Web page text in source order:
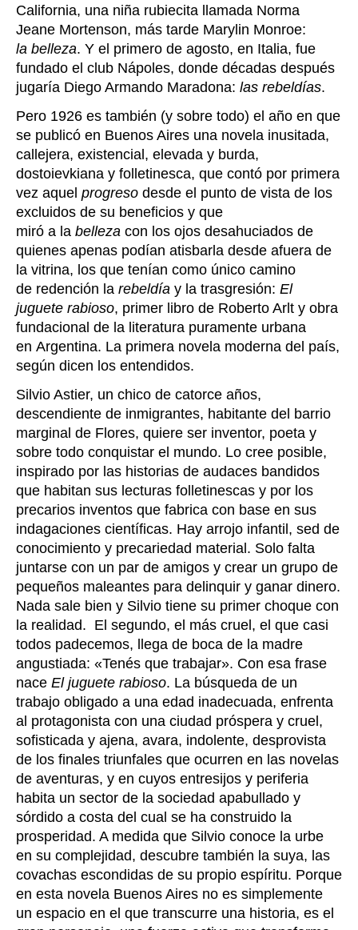
California, una niña rubiecita llamada Norma
Jeane Mortenson, más tarde Marylin Monroe:
la belleza. Y el primero de agosto, en Italia, fue
fundado el club Nápoles, donde décadas después
jugaría Diego Armando Maradona: las rebeldías.
Pero 1926 es también (y sobre todo) el año en que
se publicó en Buenos Aires una novela inusitada,
callejera, existencial, elevada y burda,
dostoievkiana y folletinesca, que contó por primera
vez aquel progreso desde el punto de vista de los
excluidos de su beneficios y que
miró a la belleza con los ojos desahuciados de
quienes apenas podían atisbarla desde afuera de
la vitrina, los que tenían como único camino
de redención la rebeldía y la trasgresión: El
juguete rabioso, primer libro de Roberto Arlt y obra
fundacional de la literatura puramente urbana
en Argentina. La primera novela moderna del país,
según dicen los entendidos.
Silvio Astier, un chico de catorce años,
descendiente de inmigrantes, habitante del barrio
marginal de Flores, quiere ser inventor, poeta y
sobre todo conquistar el mundo. Lo cree posible,
inspirado por las historias de audaces bandidos
que habitan sus lecturas folletinescas y por los
precarios inventos que fabrica con base en sus
indagaciones científicas. Hay arrojo infantil, sed de
conocimiento y precariedad material. Solo falta
juntarse con un par de amigos y crear un grupo de
pequeños maleantes para delinquir y ganar dinero.
Nada sale bien y Silvio tiene su primer choque con
la realidad. El segundo, el más cruel, el que casi
todos padecemos, llega de boca de la madre
angustiada: «Tenés que trabajar». Con esa frase
nace El juguete rabioso. La búsqueda de un
trabajo obligado a una edad inadecuada, enfrenta
al protagonista con una ciudad próspera y cruel,
sofisticada y ajena, avara, indolente, desprovista
de los finales triunfales que ocurren en las novelas
de aventuras, y en cuyos entresijos y periferia
habita un sector de la sociedad apabullado y
sórdido a costa del cual se ha construido la
prosperidad. A medida que Silvio conoce la urbe
en su complejidad, descubre también la suya, las
covachas escondidas de su propio espíritu. Porque
en esta novela Buenos Aires no es simplemente
un espacio en el que transcurre una historia, es el